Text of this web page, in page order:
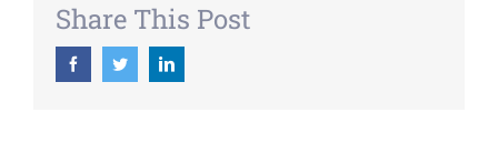
Share This Post
FacebookTwitterLinkedin